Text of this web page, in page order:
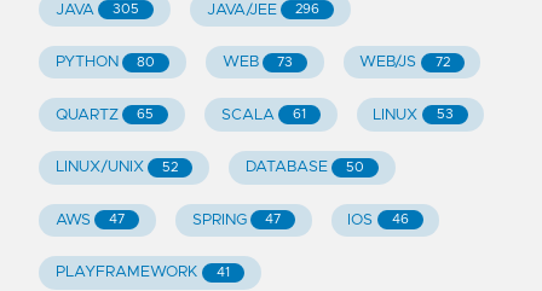
JAVA 305 JAVA/JEE 296
PYTHON 80 WEB 73 WEB/JS 72
QUARTZ 65 SCALA 61 LINUX 53
LINUX/UNIX 52 DATABASE 50
AWS 47 SPRING 47 IOS 46
PLAYFRAMEWORK 41